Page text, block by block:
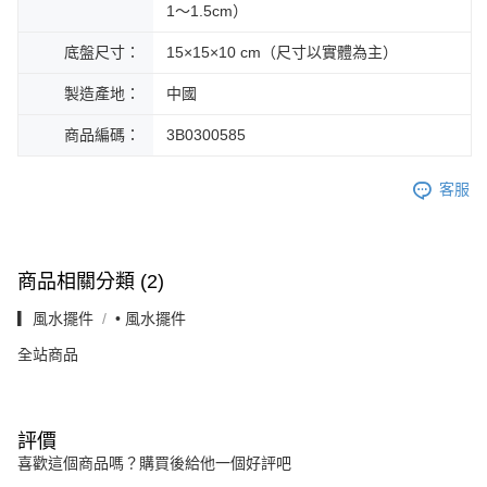
1～1.5cm）
底盤尺寸： 15×15×10 cm（尺寸以實體為主）
製造產地： 中國
商品編碼： 3B0300585
客服
商品相關分類 (2)
▎風水擺件 • 風水擺件
全站商品
評價
喜歡這個商品嗎？購買後給他一個好評吧